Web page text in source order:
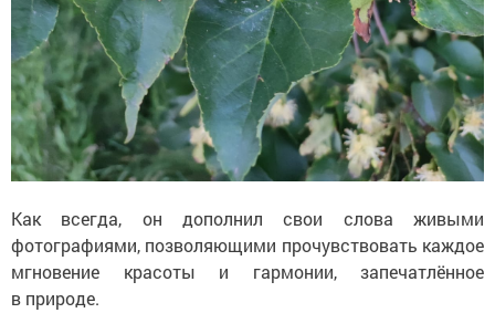
Как всегда, он дополнил свои слова живыми
фотографиями, позволяющими прочувствовать каждое
мгновение красоты и гармонии, запечатлённое
в природе.